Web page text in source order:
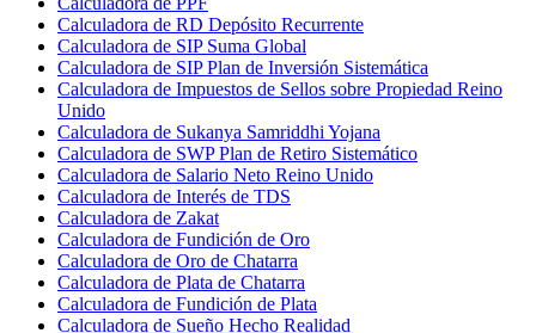
Calculadora de RD Depósito Recurrente
Calculadora de SIP Suma Global
Calculadora de SIP Plan de Inversión Sistemática
Calculadora de Impuestos de Sellos sobre Propiedad Reino
Unido
Calculadora de Sukanya Samriddhi Yojana
Calculadora de SWP Plan de Retiro Sistemático
Calculadora de Salario Neto Reino Unido
Calculadora de Interés de TDS
Calculadora de Zakat
Calculadora de Fundición de Oro
Calculadora de Oro de Chatarra
Calculadora de Plata de Chatarra
Calculadora de Fundición de Plata
Calculadora de Sueño Hecho Realidad